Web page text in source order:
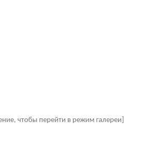
чтобы перейти в режим галереи]